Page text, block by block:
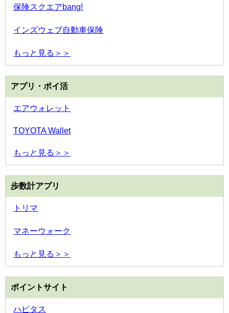
保険スクエアbang!
インズウェブ自動車保険
もっと見る＞＞
アプリ・ポイ活
エアウォレット
TOYOTA Wallet
もっと見る＞＞
歩数計アプリ
トリマ
マネーウォーク
もっと見る＞＞
ポイントサイト
ハピタス